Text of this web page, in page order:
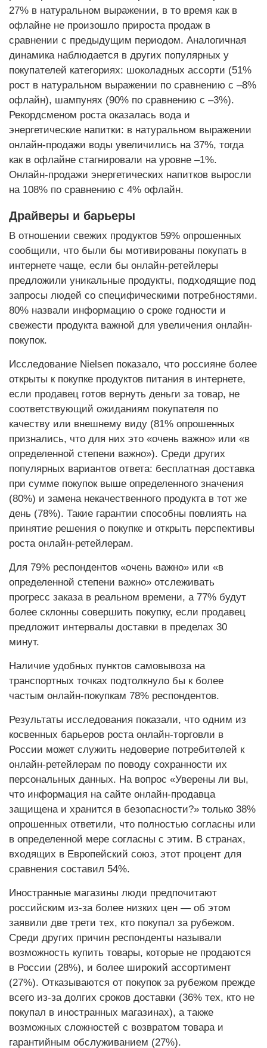
27% в натуральном выражении, в то время как в
офлайне не произошло прироста продаж в
сравнении с предыдущим периодом. Аналогичная
динамика наблюдается в других популярных у
покупателей категориях: шоколадных ассорти (51%
рост в натуральном выражении по сравнению с –8%
офлайн), шампунях (90% по сравнению с –3%).
Рекордсменом роста оказалась вода и
энергетические напитки: в натуральном выражении
онлайн-продажи воды увеличились на 37%, тогда
как в офлайне стагнировали на уровне –1%.
Онлайн-продажи энергетических напитков выросли
на 108% по сравнению с 4% офлайн.
Драйверы и барьеры
В отношении свежих продуктов 59% опрошенных
сообщили, что были бы мотивированы покупать в
интернете чаще, если бы онлайн-ретейлеры
предложили уникальные продукты, подходящие под
запросы людей со специфическими потребностями.
80% назвали информацию о сроке годности и
свежести продукта важной для увеличения онлайн-
покупок.
Исследование Nielsen показало, что россияне более
открыты к покупке продуктов питания в интернете,
если продавец готов вернуть деньги за товар, не
соответствующий ожиданиям покупателя по
качеству или внешнему виду (81% опрошенных
признались, что для них это «очень важно» или «в
определенной степени важно»). Среди других
популярных вариантов ответа: бесплатная доставка
при сумме покупок выше определенного значения
(80%) и замена некачественного продукта в тот же
день (78%). Такие гарантии способны повлиять на
принятие решения о покупке и открыть перспективы
роста онлайн-ретейлерам.
Для 79% респондентов «очень важно» или «в
определенной степени важно» отслеживать
прогресс заказа в реальном времени, а 77% будут
более склонны совершить покупку, если продавец
предложит интервалы доставки в пределах 30
минут.
Наличие удобных пунктов самовывоза на
транспортных точках подтолкнуло бы к более
частым онлайн-покупкам 78% респондентов.
Результаты исследования показали, что одним из
косвенных барьеров роста онлайн-торговли в
России может служить недоверие потребителей к
онлайн-ретейлерам по поводу сохранности их
персональных данных. На вопрос «Уверены ли вы,
что информация на сайте онлайн-продавца
защищена и хранится в безопасности?» только 38%
опрошенных ответили, что полностью согласны или
в определенной мере согласны с этим. В странах,
входящих в Европейский союз, этот процент для
сравнения составил 54%.
Иностранные магазины люди предпочитают
российским из-за более низких цен — об этом
заявили две трети тех, кто покупал за рубежом.
Среди других причин респонденты называли
возможность купить товары, которые не продаются
в России (28%), и более широкий ассортимент
(27%). Отказываются от покупок за рубежом прежде
всего из-за долгих сроков доставки (36% тех, кто не
покупал в иностранных магазинах), а также
возможных сложностей с возвратом товара и
гарантийным обслуживанием (27%).